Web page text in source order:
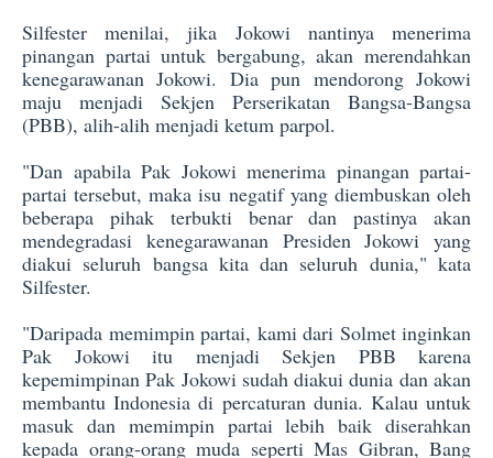
Silfester menilai, jika Jokowi nantinya menerima
pinangan partai untuk bergabung, akan merendahkan
kenegarawanan Jokowi. Dia pun mendorong Jokowi
maju menjadi Sekjen Perserikatan Bangsa-Bangsa
(PBB), alih-alih menjadi ketum parpol.
"Dan apabila Pak Jokowi menerima pinangan partai-
partai tersebut, maka isu negatif yang diembuskan oleh
beberapa pihak terbukti benar dan pastinya akan
mendegradasi kenegarawanan Presiden Jokowi yang
diakui seluruh bangsa kita dan seluruh dunia," kata
Silfester.
"Daripada memimpin partai, kami dari Solmet inginkan
Pak Jokowi itu menjadi Sekjen PBB karena
kepemimpinan Pak Jokowi sudah diakui dunia dan akan
membantu Indonesia di percaturan dunia. Kalau untuk
masuk dan memimpin partai lebih baik diserahkan
kepada orang-orang muda seperti Mas Gibran, Bang